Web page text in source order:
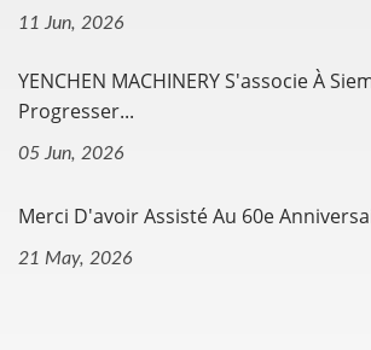
11 Jun, 2026
YENCHEN MACHINERY S'associe À
Progresser...
05 Jun, 2026
Merci D'avoir Assisté Au 60e
21 May, 2026